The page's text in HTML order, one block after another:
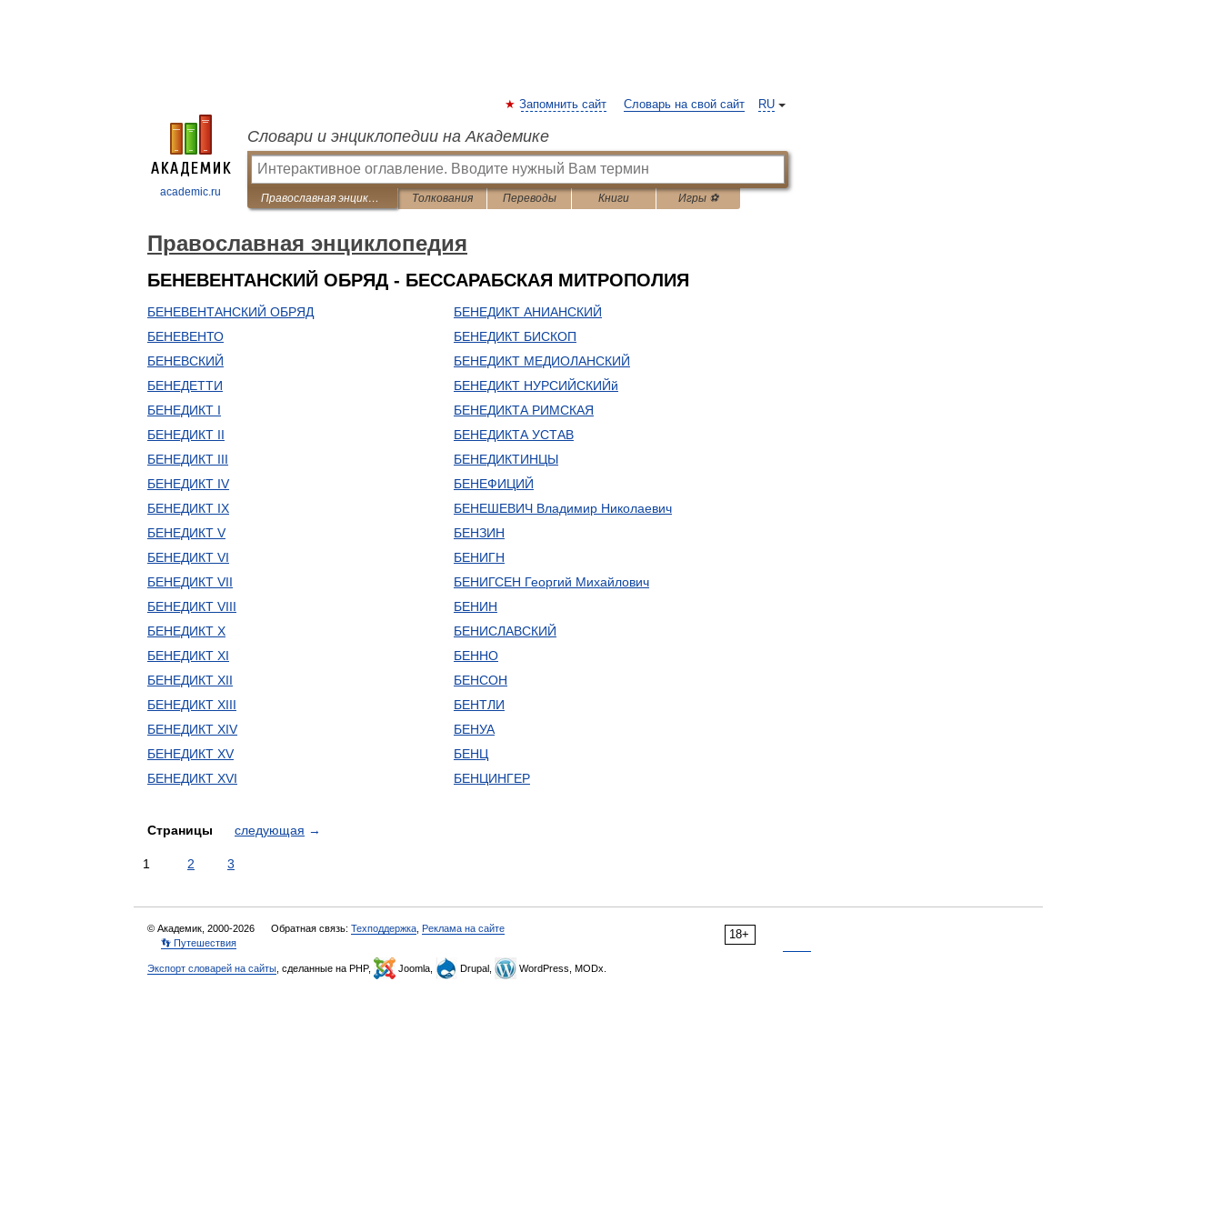
academic.ru
RU
Запомнить сайт Словарь на свой сайт
Словари и энциклопедии на Академике
Православная энциклопедия Толкования Переводы Книги Игры ⚽
Православная энциклопедия
БЕНЕВЕНТАНСКИЙ ОБРЯД - БЕССАРАБСКАЯ МИТРОПОЛИЯ
БЕНЕВЕНТАНСКИЙ ОБРЯД
БЕНЕВЕНТО
БЕНЕВСКИЙ
БЕНЕДЕТТИ
БЕНЕДИКТ I
БЕНЕДИКТ II
БЕНЕДИКТ III
БЕНЕДИКТ IV
БЕНЕДИКТ IX
БЕНЕДИКТ V
БЕНЕДИКТ VI
БЕНЕДИКТ VII
БЕНЕДИКТ VIII
БЕНЕДИКТ X
БЕНЕДИКТ XI
БЕНЕДИКТ XII
БЕНЕДИКТ XIII
БЕНЕДИКТ XIV
БЕНЕДИКТ XV
БЕНЕДИКТ XVI
БЕНЕДИКТ АНИАНСКИЙ
БЕНЕДИКТ БИСКОП
БЕНЕДИКТ МЕДИОЛАНСКИЙ
БЕНЕДИКТ НУРСИЙСКИЙй
БЕНЕДИКТА РИМСКАЯ
БЕНЕДИКТА УСТАВ
БЕНЕДИКТИНЦЫ
БЕНЕФИЦИЙ
БЕНЕШЕВИЧ Владимир Николаевич
БЕНЗИН
БЕНИГН
БЕНИГСЕН Георгий Михайлович
БЕНИН
БЕНИСЛАВСКИЙ
БЕННО
БЕНСОН
БЕНТЛИ
БЕНУА
БЕНЦ
БЕНЦИНГЕР
Страницы следующая →
1 2 3
18+
© Академик, 2000-2026 Обратная связь: Техподдержка Реклама на сайте
👣 Путешествия
Экспорт словарей на сайты , сделанные на PHP, Joomla, Drupal, WordPress, MODx.